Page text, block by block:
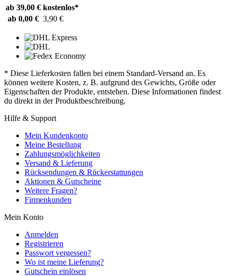
ab 39,00 € kostenlos*
ab 0,00 € 3,90 €
* Diese Lieferkosten fallen bei einem Standard-Versand an. Es
können weitere Kosten, z. B. aufgrund des Gewichts, Größe oder
Eigenschaften der Produkte, entstehen. Diese Informationen findest
du direkt in der Produktbeschreibung.
Hilfe & Support
Mein Kundenkonto
Meine Bestellung
Zahlungsmöglichkeiten
Versand & Lieferung
Rücksendungen & Rückerstattungen
Aktionen & Gutscheine
Weitere Fragen?
Firmenkunden
Mein Konto
Anmelden
Registrieren
Passwort vergessen?
Wo ist meine Lieferung?
Gutschein einlösen